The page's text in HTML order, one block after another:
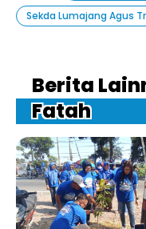
Sekda Lumajang Agus
Berita
Fatah